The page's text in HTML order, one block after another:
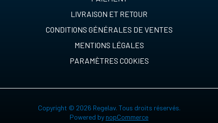
LIVRAISON ET RETOUR
CONDITIONS GÉNÉRALES DE VENTES
MENTIONS LÉGALES
PARAMÈTRES COOKIES
Copyright © 2026 Regelav. Tous droits réservés.
Powered by nopCommerce